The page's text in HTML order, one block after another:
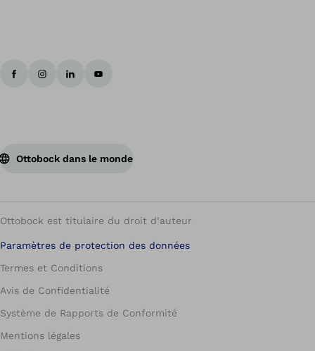
Ottobock dans le monde
Ottobock est titulaire du droit d’auteur
Paramètres de protection des données
Termes et Conditions
Avis de Confidentialité
Système de Rapports de Conformité
Mentions légales